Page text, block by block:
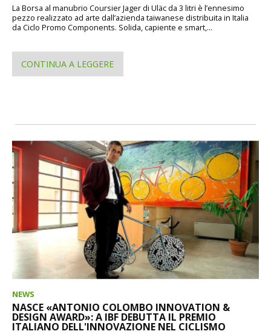
La Borsa al manubrio Coursier Jager di Uläc da 3 litri è l’ennesimo
pezzo realizzato ad arte dall’azienda taiwanese distribuita in Italia
da Ciclo Promo Components. Solida, capiente e smart,...
CONTINUA A LEGGERE
NEWS
NASCE «ANTONIO COLOMBO INNOVATION &
DESIGN AWARD»: A IBF DEBUTTA IL PREMIO
ITALIANO DELL'INNOVAZIONE NEL CICLISMO